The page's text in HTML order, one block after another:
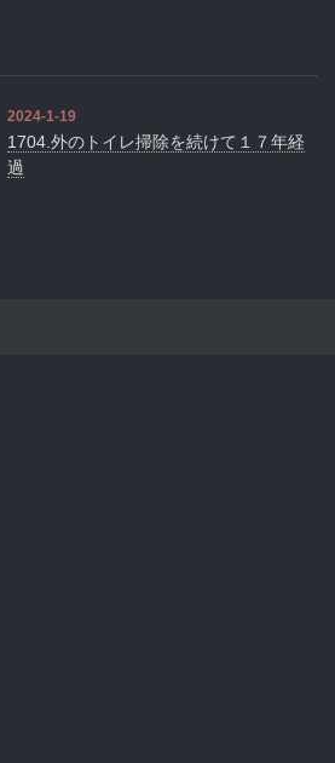
2024-1-19
1704.外のトイレ掃除を続けて１７年経
過